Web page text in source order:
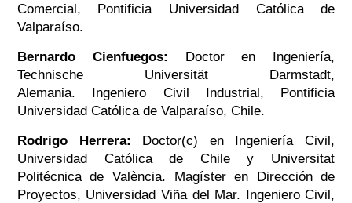
Comercial, Pontificia Universidad Católica de
Valparaíso.
Bernardo Cienfuegos: Doctor en Ingeniería,
Technische Universität Darmstadt,
Alemania. Ingeniero Civil Industrial, Pontificia
Universidad Católica de Valparaíso, Chile.
Rodrigo Herrera: Doctor(c) en Ingeniería Civil,
Universidad Católica de Chile y Universitat
Politécnica de València. Magíster en Dirección de
Proyectos, Universidad Viña del Mar. Ingeniero Civil,